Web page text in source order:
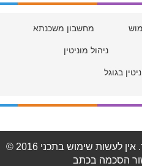
מחשבון משכנתא
ניהול מוניטין
בגוגל
© 2016 כל הזכויות שמורות לבעלי האתר. אין לעשות שימוש בתכני
הסכמה בכתב